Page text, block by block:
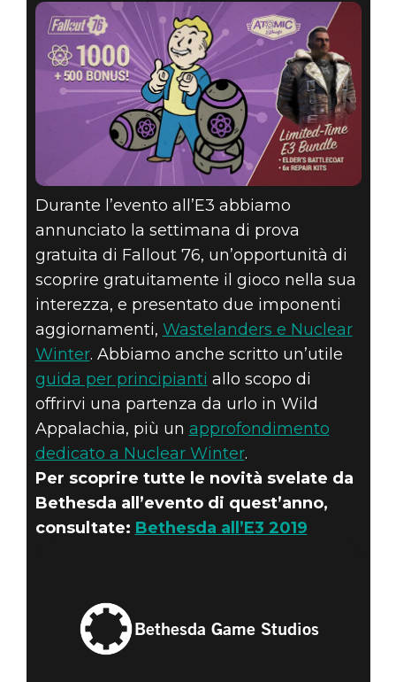
Durante l’evento all’E3 abbiamo
annunciato la settimana di prova
gratuita di Fallout 76, un’opportunità di
scoprire gratuitamente il gioco nella sua
interezza, e presentato due imponenti
aggiornamenti, Wastelanders e Nuclear
Winter. Abbiamo anche scritto un’utile
guida per principianti allo scopo di
offrirvi una partenza da urlo in Wild
Appalachia, più un approfondimento
dedicato a Nuclear Winter.
Per scoprire tutte le novità svelate da
Bethesda all’evento di quest’anno,
consultate: Bethesda all’E3 2019
Bethesda Game Studios